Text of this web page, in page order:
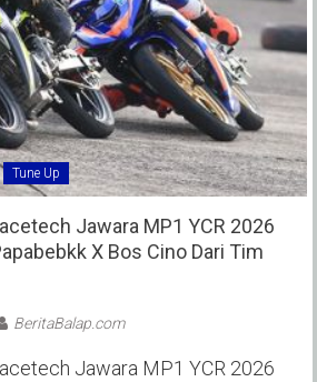
Tune Up
Jawara MP1 YCR 2026
X Bos Cino Dari Tim
BeritaBalap.com
Jawara MP1 YCR 2026